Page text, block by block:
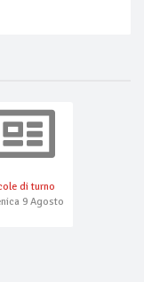
di turno
9 Agosto